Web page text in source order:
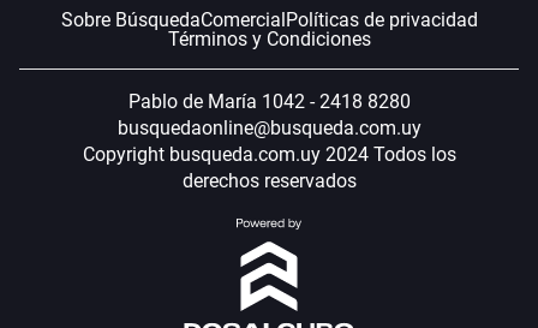
Sobre BúsquedaComercialPolíticas de privacidad
Términos y Condiciones
Pablo de María 1042 - 2418 8280
busquedaonline@busqueda.com.uy
Copyright busqueda.com.uy 2024 Todos los
derechos reservados